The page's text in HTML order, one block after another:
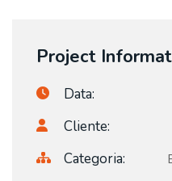
Project
Data:
Cliente:
Categoria: